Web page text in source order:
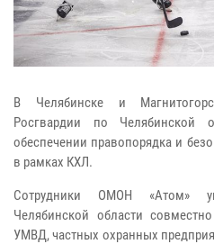
В Челябинске и
Росгвардии по Челябинской
обеспечении правопорядка и
в рамках КХЛ.
Сотрудники ОМОН «Атом»
Челябинской области
УМВД, частных охранных